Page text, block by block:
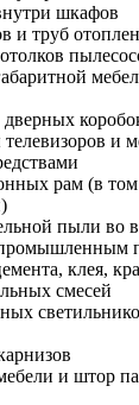
шкафов
и труб
и
рам (в том
пыли во
клея,
смесей
и штор